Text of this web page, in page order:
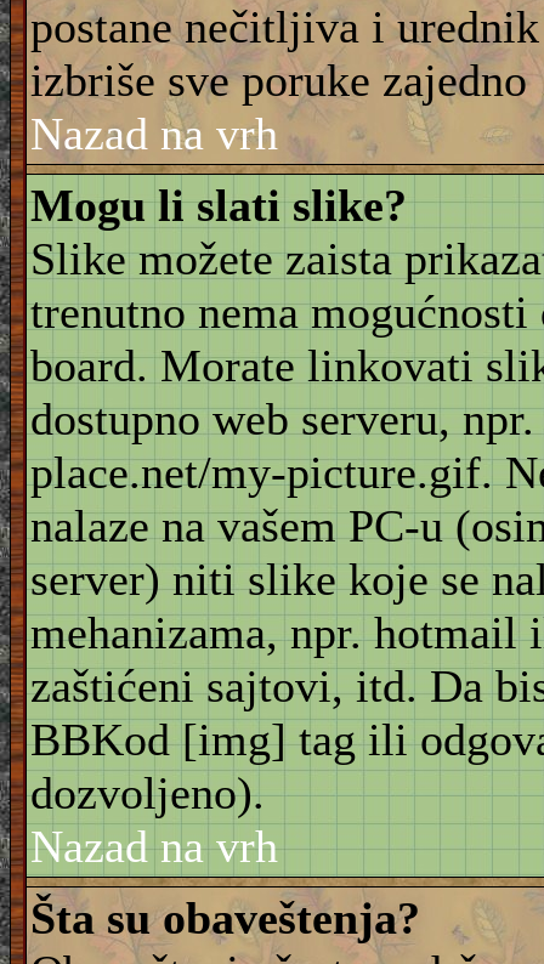
postane nečitljiva i
izbriše sve poruke zajedno
Nazad na vrh
Mogu li slati slike?
Slike možete zaista
trenutno nema
board. Morate linkovati
dostupno web serveru,
place.net/my-picture.gif.
nalaze na vašem PC-u
server) niti slike koje se
mehanizama, npr.
zaštićeni sajtovi, itd. Da
BBKod [img] tag ili
dozvoljeno).
Nazad na vrh
Šta su obaveštenja?